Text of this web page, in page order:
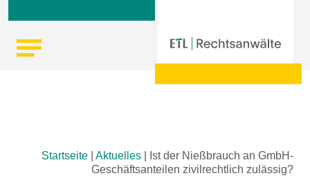
Startseite Aktuelles
Ist der Nießbrauch an GmbH-
Geschäftsanteilen zivilrechtlich zulässig?